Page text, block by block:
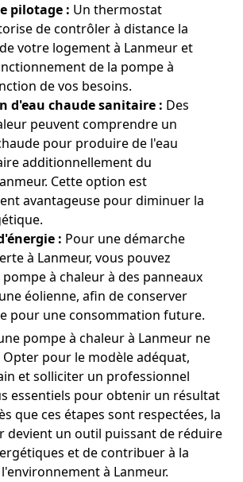
pilotage : Un thermostat
de contrôler à distance la
votre logement à Lanmeur et
de la pompe à
de vos besoins.
d'eau chaude sanitaire : Des
peuvent comprendre un
pour produire de l'eau
additionnellement du
Cette option est
avantageuse pour diminuer la
: Pour une démarche
à Lanmeur, vous pouvez
à chaleur à des panneaux
éolienne, afin de conserver
pour une consommation future.
pompe à chaleur à Lanmeur ne
pour le modèle adéquat,
et solliciter un professionnel
essentiels pour obtenir un résultat
que ces étapes sont respectées, la
devient un outil puissant de réduire
et de contribuer à la
à Lanmeur.